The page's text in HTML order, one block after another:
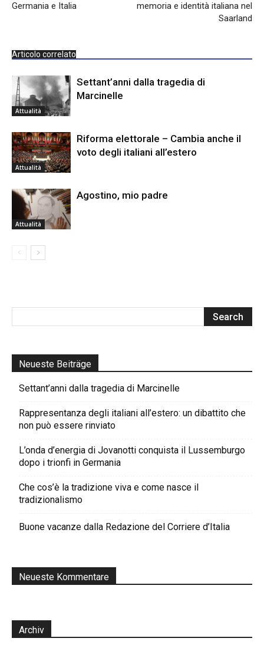
Germania e Italia
memoria e identità italiana nel
Saarland
Articolo correlato
Attualità
Settant’anni dalla tragedia di
Marcinelle
Attualità
Riforma elettorale – Cambia anche il
voto degli italiani all’estero
Attualità
Agostino, mio padre
Neueste Beiträge
Settant’anni dalla tragedia di Marcinelle
Rappresentanza degli italiani all’estero: un dibattito che
non può essere rinviato
L’onda d’energia di Jovanotti conquista il Lussemburgo
dopo i trionfi in Germania
Che cos’è la tradizione viva e come nasce il
tradizionalismo
Buone vacanze dalla Redazione del Corriere d’Italia
Neueste Kommentare
Archiv